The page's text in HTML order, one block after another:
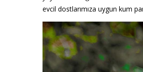
evcil dostlarımıza uygun kum